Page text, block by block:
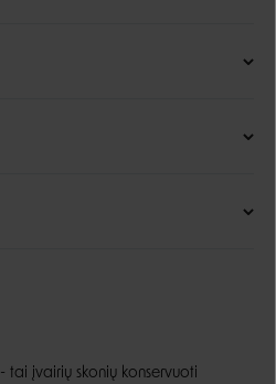
- tai įvairių skonių konservuoti